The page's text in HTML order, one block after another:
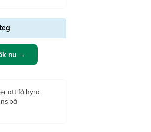
nu →
att få hyra
på